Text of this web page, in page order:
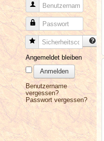
Benutzername
Passwort
Sicherheitscode
Angemeldet bleiben
Anmelden
Benutzername
vergessen?
Passwort vergessen?